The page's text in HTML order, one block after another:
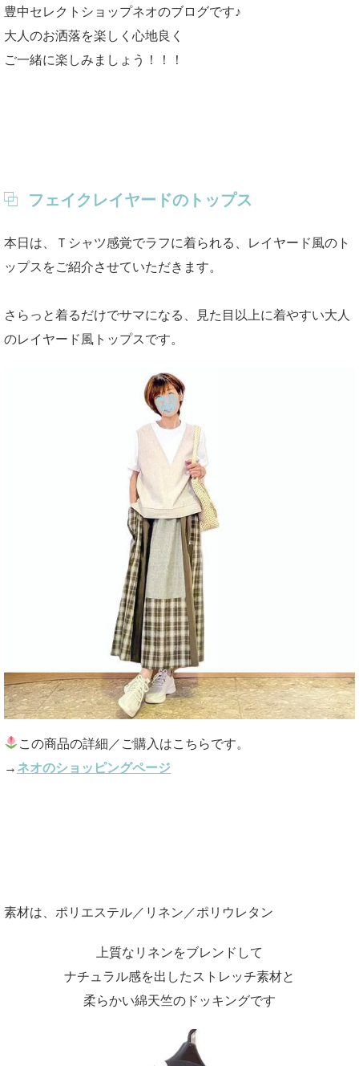
豊中セレクトショップネオのブログです♪
大人のお洒落を楽しく心地良く
ご一緒に楽しみましょう！！！
フェイクレイヤードのトップス
本日は、Ｔシャツ感覚でラフに着られる、レイヤード風のト
ップスをご紹介させていただきます。
さらっと着るだけでサマになる、見た目以上に着やすい大人
のレイヤード風トップスです。
この商品の詳細／ご購入はこちらです。
→ ネオのショッピングページ
素材は、ポリエステル／リネン／ポリウレタン
上質なリネンをブレンドして
ナチュラル感を出したストレッチ素材と
柔らかい綿天竺のドッキングです